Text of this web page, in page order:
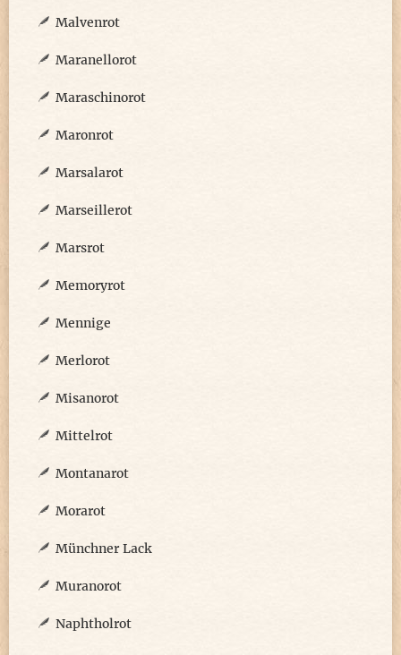
Malvenrot
Maranellorot
Maraschinorot
Maronrot
Marsalarot
Marseillerot
Marsrot
Memoryrot
Mennige
Merlorot
Misanorot
Mittelrot
Montanarot
Morarot
Münchner Lack
Muranorot
Naphtholrot